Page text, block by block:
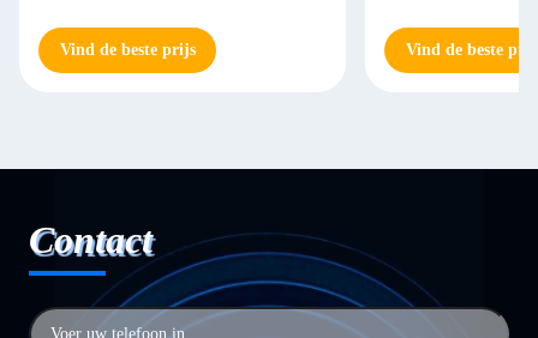
Vind de beste prijs Vind de beste
Contact